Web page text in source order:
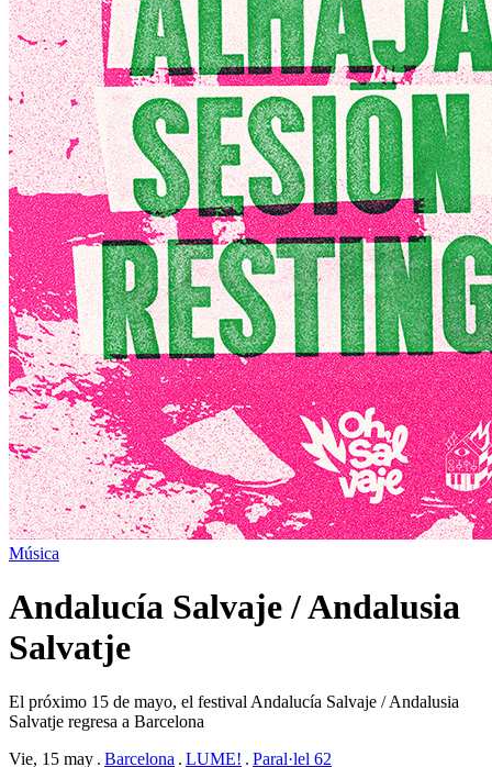
Música
Andalucía Salvaje / Andalusia
Salvatje
El próximo 15 de mayo, el festival Andalucía Salvaje / Andalusia
Salvatje regresa a Barcelona
Vie, 15 may Barcelona LUME! Paral·lel 62